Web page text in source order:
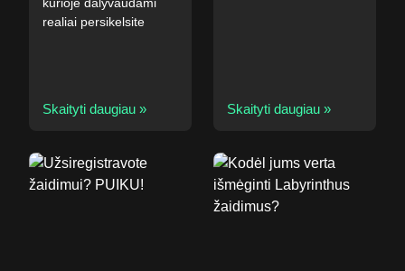
realiai persikelsite
Skaityti daugiau » Skaityti daugiau »